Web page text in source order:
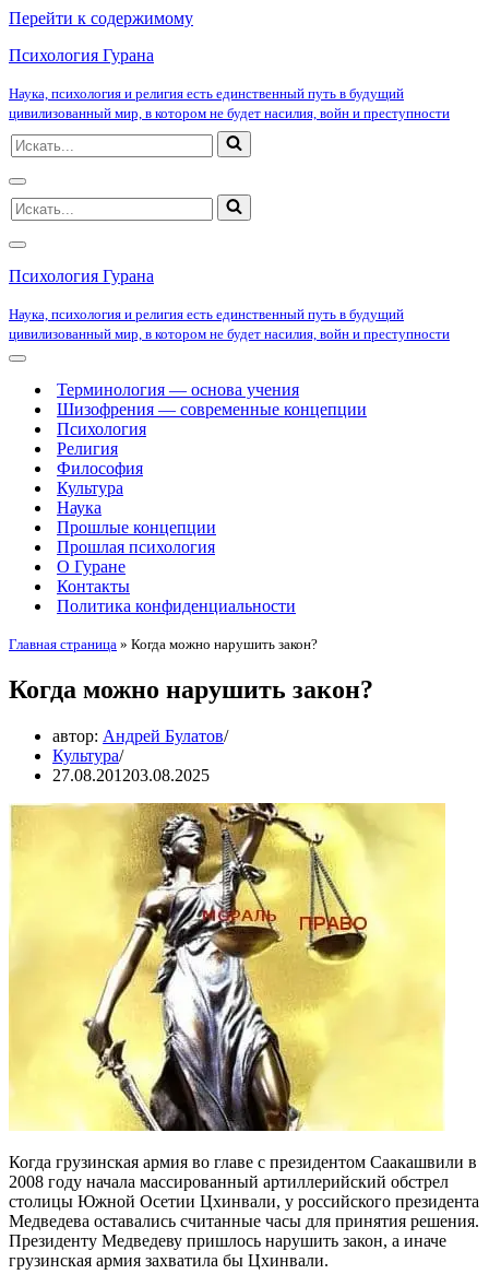
Перейти к содержимому
Психология Гурана
Наука, психология и религия есть единственный путь в будущий
цивилизованный мир, в котором не будет насилия, войн и преступности
Искать...
Меню
навигации
Искать...
Меню
навигации
Психология Гурана
Наука, психология и религия есть единственный путь в будущий
цивилизованный мир, в котором не будет насилия, войн и преступности
Меню
навигацииТерминология — основа учения
Шизофрения — современные концепции
Психология
Религия
Философия
Культура
Наука
Прошлые концепции
Прошлая психология
О Гуране
Контакты
Политика конфиденциальности
Главная страница » Когда можно нарушить закон?
Когда можно нарушить закон?
автор: Андрей Булатов
Культура
27.08.201203.08.2025
Когда грузинская армия во главе с президентом Саакашвили в
2008 году начала массированный артиллерийский обстрел
столицы Южной Осетии Цхинвали, у российского президента
Медведева оставались считанные часы для принятия решения.
Президенту Медведеву пришлось нарушить закон, а иначе
грузинская армия захватила бы Цхинвали.